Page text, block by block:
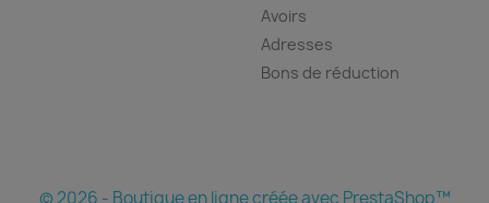
Avoirs
Adresses
Bons de réduction
© 2026 - Boutique en ligne créée avec PrestaShop™